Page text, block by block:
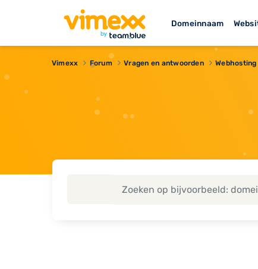
Domeinnaam
Vimexx Forum Vragen en antwoorden Webhosting